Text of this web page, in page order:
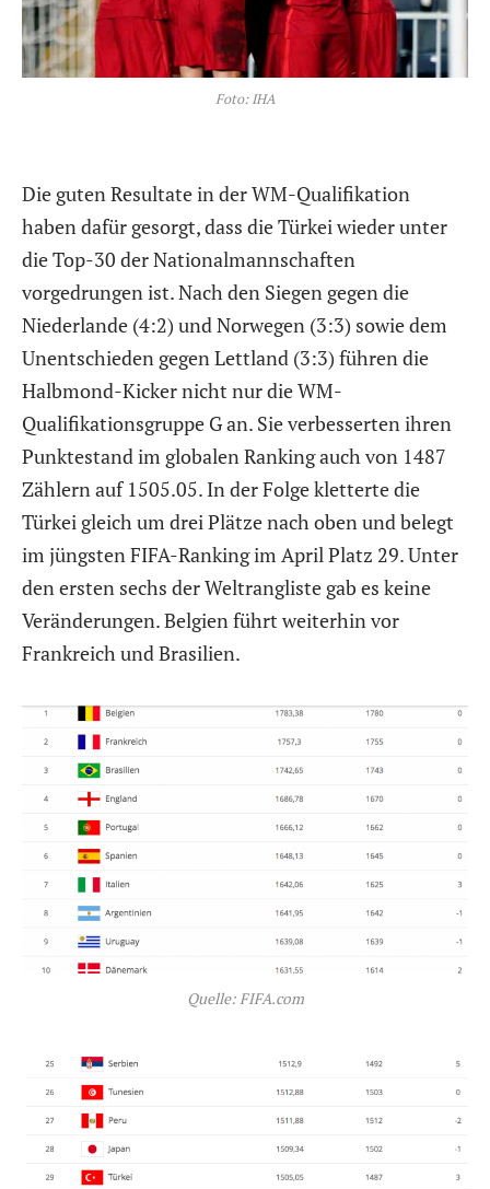
Foto: IHA
Die guten Resultate in der WM-Qualifikation
haben dafür gesorgt, dass die Türkei wieder unter
die Top-30 der Nationalmannschaften
vorgedrungen ist. Nach den Siegen gegen die
Niederlande (4:2) und Norwegen (3:3) sowie dem
Unentschieden gegen Lettland (3:3) führen die
Halbmond-Kicker nicht nur die WM-
Qualifikationsgruppe G an. Sie verbesserten ihren
Punktestand im globalen Ranking auch von 1487
Zählern auf 1505.05. In der Folge kletterte die
Türkei gleich um drei Plätze nach oben und belegt
im jüngsten FIFA-Ranking im April Platz 29. Unter
den ersten sechs der Weltrangliste gab es keine
Veränderungen. Belgien führt weiterhin vor
Frankreich und Brasilien.
Quelle: FIFA.com